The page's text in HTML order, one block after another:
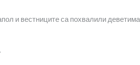
и вестниците са похвалили